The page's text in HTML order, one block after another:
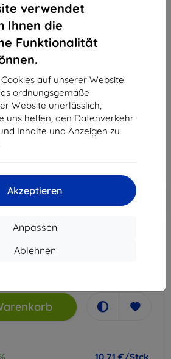
verwendet
Ihnen die
Funktionalität
auf unserer Website.
ordnungsgemäße
Website unerlässlich,
uns helfen, den Datenverkehr
Inhalte und Anzeigen zu
Akzeptieren
Anpassen
Ablehnen
für Oppo A5 Pro 5G
Pro
Gutschein
Warenkorb